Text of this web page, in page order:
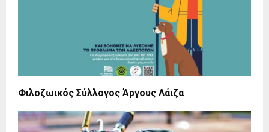
Φιλοζωικός Σύλλογος Άργους Λάιζα